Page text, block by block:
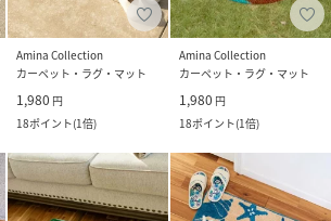
Amina Collection
カーペット・ラグ・マット
1,980 円
18ポイント(1倍)
Amina Collection
カーペット・ラグ・マット
1,980 円
18ポイント(1倍)